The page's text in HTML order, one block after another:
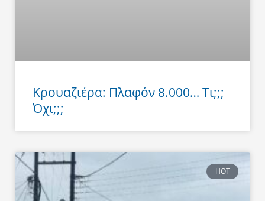
Κρουαζιέρα: Πλαφόν 8.000… Τι;;;
Όχι;;;
HOT